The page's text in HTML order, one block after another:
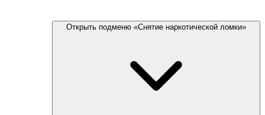
Открыть подменю «Снятие наркотической ломки»